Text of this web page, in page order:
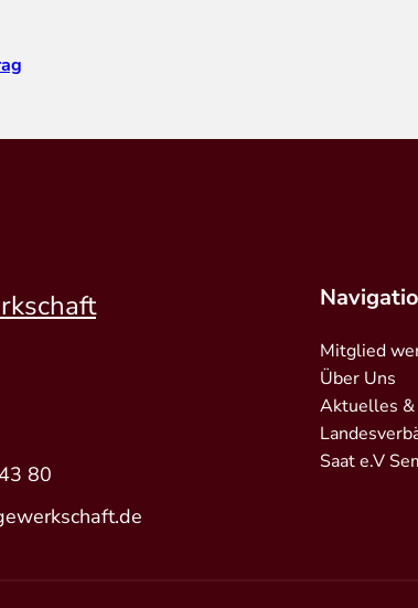
80
kirchengewerkschaft/
Mitglied
Über Uns
Aktuelles &
Saat e.V